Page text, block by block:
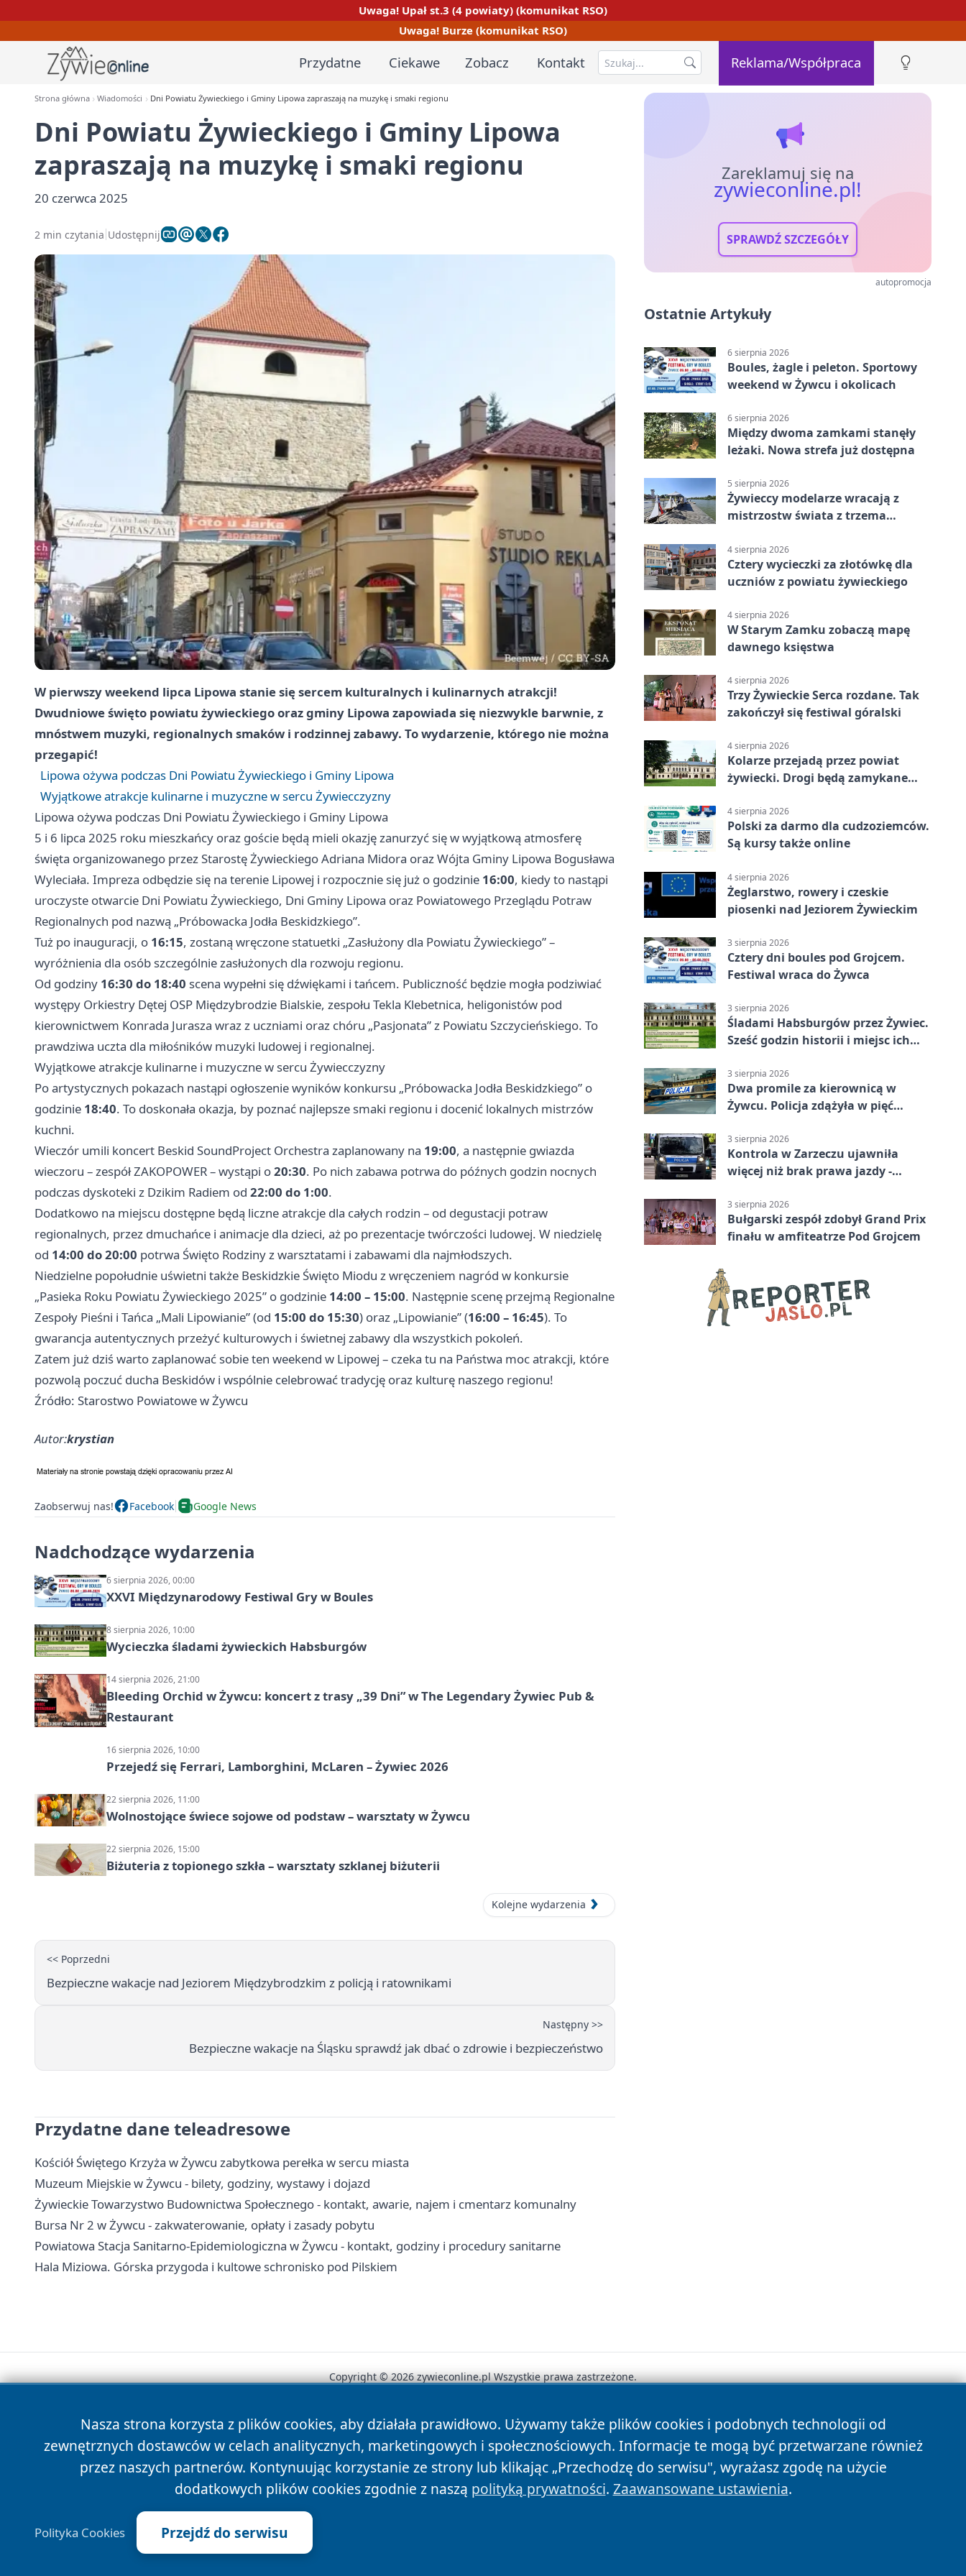
Uwaga! Upał st.3 (4 powiaty) (komunikat RSO)
Uwaga! Burze (komunikat RSO)
Przydatne Ciekawe Zobacz Kontakt Reklama/Współpraca
Strona główna Wiadomości Dni Powiatu Żywieckiego i Gminy Lipowa zapraszają na muzykę i smaki regionu
Dni Powiatu Żywieckiego i Gminy Lipowa
zapraszają na muzykę i smaki regionu
20 czerwca 2025
2 min czytania Udostępnij
W pierwszy weekend lipca Lipowa stanie się sercem kulturalnych i kulinarnych atrakcji!
Dwudniowe święto powiatu żywieckiego oraz gminy Lipowa zapowiada się niezwykle barwnie, z
mnóstwem muzyki, regionalnych smaków i rodzinnej zabawy. To wydarzenie, którego nie można
przegapić!
Lipowa ożywa podczas Dni Powiatu Żywieckiego i Gminy Lipowa
Wyjątkowe atrakcje kulinarne i muzyczne w sercu Żywiecczyzny
Lipowa ożywa podczas Dni Powiatu Żywieckiego i Gminy Lipowa
5 i 6 lipca 2025 roku mieszkańcy oraz goście będą mieli okazję zanurzyć się w wyjątkową atmosferę
święta organizowanego przez Starostę Żywieckiego Adriana Midora oraz Wójta Gminy Lipowa Bogusława
Wyleciała. Impreza odbędzie się na terenie Lipowej i rozpocznie się już o godzinie 16:00, kiedy to nastąpi
uroczyste otwarcie Dni Powiatu Żywieckiego, Dni Gminy Lipowa oraz Powiatowego Przeglądu Potraw
Regionalnych pod nazwą „Próbowacka Jodła Beskidzkiego”.
Tuż po inauguracji, o 16:15, zostaną wręczone statuetki „Zasłużony dla Powiatu Żywieckiego” –
wyróżnienia dla osób szczególnie zasłużonych dla rozwoju regionu.
Od godziny 16:30 do 18:40 scena wypełni się dźwiękami i tańcem. Publiczność będzie mogła podziwiać
występy Orkiestry Dętej OSP Międzybrodzie Bialskie, zespołu Tekla Klebetnica, heligonistów pod
kierownictwem Konrada Jurasza wraz z uczniami oraz chóru „Pasjonata” z Powiatu Szczycieńskiego. To
prawdziwa uczta dla miłośników muzyki ludowej i regionalnej.
Wyjątkowe atrakcje kulinarne i muzyczne w sercu Żywiecczyzny
Po artystycznych pokazach nastąpi ogłoszenie wyników konkursu „Próbowacka Jodła Beskidzkiego” o
godzinie 18:40. To doskonała okazja, by poznać najlepsze smaki regionu i docenić lokalnych mistrzów
kuchni.
Wieczór umili koncert Beskid SoundProject Orchestra zaplanowany na 19:00, a następnie gwiazda
wieczoru – zespół ZAKOPOWER – wystąpi o20:30. Po nich zabawa potrwa do późnych godzin nocnych
podczas dyskoteki z Dzikim Radiem od 22:00 do 1:00.
Dodatkowo na miejscu dostępne będą liczne atrakcje dla całych rodzin – od degustacji potraw
regionalnych, przez dmuchańce i animacje dla dzieci, aż po prezentacje twórczości ludowej. W niedzielę
od 14:00 do 20:00 potrwa Święto Rodziny z warsztatami i zabawami dla najmłodszych.
Niedzielne popołudnie uświetni także Beskidzkie Święto Miodu z wręczeniem nagród w konkursie
„Pasieka Roku Powiatu Żywieckiego 2025” o godzinie 14:00 – 15:00. Następnie scenę przejmą Regionalne
Zespoły Pieśni i Tańca „Mali Lipowianie” (od 15:00 do 15:30) oraz „Lipowianie” (16:00 – 16:45). To
gwarancja autentycznych przeżyć kulturowych i świetnej zabawy dla wszystkich pokoleń.
Zatem już dziś warto zaplanować sobie ten weekend w Lipowej – czeka tu na Państwa moc atrakcji, które
pozwolą poczuć ducha Beskidów i wspólnie celebrować tradycję oraz kulturę naszego regionu!
Źródło: Starostwo Powiatowe w Żywcu
Autor:krystian
Zaobserwuj nas! Facebook Google News
Nadchodzące wydarzenia
6 sierpnia 2026, 00:00
XXVI Międzynarodowy Festiwal Gry w Boules
8 sierpnia 2026, 10:00
Wycieczka śladami żywieckich Habsburgów
14 sierpnia 2026, 21:00
Bleeding Orchid w Żywcu: koncert z trasy „39 Dni” w The Legendary Żywiec Pub &
Restaurant
16 sierpnia 2026, 10:00
Przejedź się Ferrari, Lamborghini, McLaren – Żywiec 2026
22 sierpnia 2026, 11:00
Wolnostojące świece sojowe od podstaw – warsztaty w Żywcu
22 sierpnia 2026, 15:00
Biżuteria z topionego szkła – warsztaty szklanej biżuterii
Kolejne wydarzenia
<< Poprzedni
Bezpieczne wakacje nad Jeziorem Międzybrodzkim z policją i ratownikami
Następny >>
Bezpieczne wakacje na Śląsku sprawdź jak dbać o zdrowie i bezpieczeństwo
Przydatne dane teleadresowe
Kościół Świętego Krzyża w Żywcu zabytkowa perełka w sercu miasta
Muzeum Miejskie w Żywcu - bilety, godziny, wystawy i dojazd
Żywieckie Towarzystwo Budownictwa Społecznego - kontakt, awarie, najem i cmentarz komunalny
Bursa Nr 2 w Żywcu - zakwaterowanie, opłaty i zasady pobytu
Powiatowa Stacja Sanitarno-Epidemiologiczna w Żywcu - kontakt, godziny i procedury sanitarne
Hala Miziowa. Górska przygoda i kultowe schronisko pod Pilskiem
Zareklamuj się na
zywieconline.pl!
SPRAWDŹ SZCZEGÓŁY
autopromocja
Ostatnie Artykuły
6 sierpnia 2026
Boules, żagle i peleton. Sportowy
weekend w Żywcu i okolicach
6 sierpnia 2026
Między dwoma zamkami stanęły
leżaki. Nowa strefa już dostępna
5 sierpnia 2026
Żywieccy modelarze wracają z
mistrzostw świata z trzema
4 sierpnia 2026
Cztery wycieczki za złotówkę dla
uczniów z powiatu żywieckiego
4 sierpnia 2026
W Starym Zamku zobaczą mapę
dawnego księstwa
4 sierpnia 2026
Trzy Żywieckie Serca rozdane. Tak
zakończył się festiwal góralski
4 sierpnia 2026
Kolarze przejadą przez powiat
żywiecki. Drogi będą zamykane
4 sierpnia 2026
Polski za darmo dla cudzoziemców.
Są kursy także online
4 sierpnia 2026
Żeglarstwo, rowery i czeskie
piosenki nad Jeziorem Żywieckim
3 sierpnia 2026
Cztery dni boules pod Grojcem.
Festiwal wraca do Żywca
3 sierpnia 2026
Śladami Habsburgów przez Żywiec.
Sześć godzin historii i miejsc ich
3 sierpnia 2026
Dwa promile za kierownicą w
Żywcu. Policja zdążyła w pięć
3 sierpnia 2026
Kontrola w Zarzeczu ujawniła
więcej niż brak prawa jazdy -
3 sierpnia 2026
Bułgarski zespół zdobył Grand Prix
finału w amfiteatrze Pod Grojcem
Nasza strona korzysta z plików cookies, aby działała prawidłowo. Używamy także plików cookies i podobnych technologii od
zewnętrznych dostawców w celach analitycznych, marketingowych i społecznościowych. Informacje te mogą być przetwarzane również
przez naszych partnerów. Kontynuując korzystanie ze strony lub klikając „Przechodzę do serwisu", wyrażasz zgodę na użycie
dodatkowych plików cookies zgodnie z naszą polityką prywatności. Zaawansowane ustawienia.
Polityka Cookies Przejdź do serwisu
Copyright © 2026 zywieconline.pl Wszystkie prawa zastrzeżone.
News Autorzy Polityka Prywatności Polityka Cookies